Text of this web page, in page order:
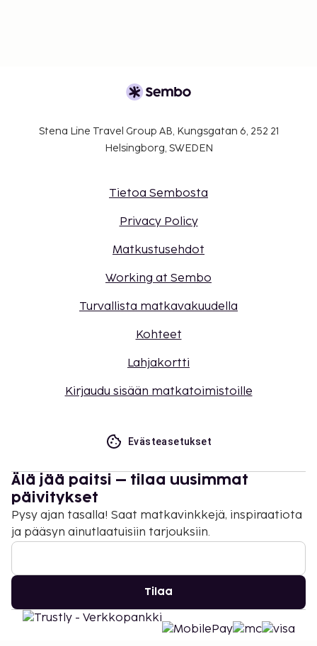
Stena Line Travel Group AB, Kungsgatan 6, 252 21
Helsingborg, SWEDEN
Tietoa Sembosta
Privacy Policy
Matkustusehdot
Working at Sembo
Turvallista matkavakuudella
Kohteet
Lahjakortti
Kirjaudu sisään matkatoimistoille
Evästeasetukset
Älä jää paitsi – tilaa uusimmat
päivitykset
Pysy ajan tasalla! Saat matkavinkkejä, inspiraatiota
ja pääsyn ainutlaatuisiin tarjouksiin.
Tilaa